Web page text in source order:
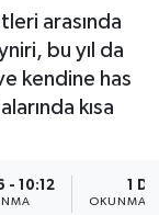
arasında
bu yıl da
kendine has
kısa
- 10:12 1 DK
OKUNMA